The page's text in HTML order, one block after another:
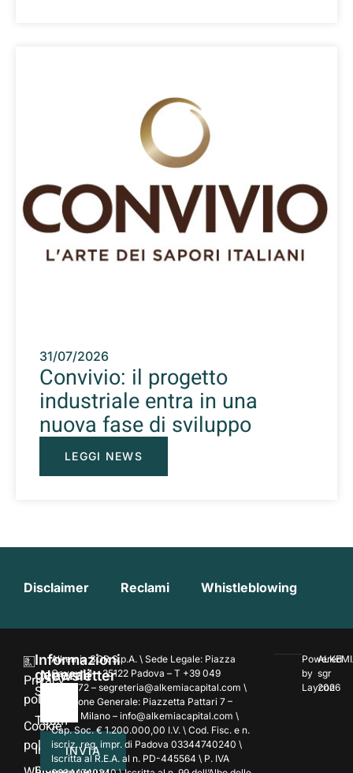
31/07/2026
Convivio: il progetto
industriale entra in una
nuova fase di sviluppo
LEGGI NEWS
Disclaimer Reclami Whistleblowing
Privacy
policy
Cookie
policy
Informazioni
generali
Società
Team
Investment
platforms
Newsletter
INVIA
Alkemia SGR S.p.A. \ Sede Legale: Piazza
Cavour 4 – 35122 Padova – T +39 049
7354172 – segreteria@alkemiacapital.com \
Direzione Generale: Piazzetta Pattari 7 –
20122 Milano – info@alkemiacapital.com \
Cap. Soc. € 1.200.000,00 I.V. \ Cod. Fisc. e n.
iscriz. reg. impr. di Padova 03344740240 \
Iscritta al R.E.A. al n. PD-445564 \ P. IVA
Powered
by
Laycon
sgr
2026